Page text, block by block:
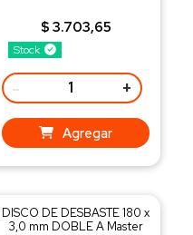
Stock
$ 3.703,65
- +
Agregar
DISCO DE DESBASTE 180 x
3,0 mm DOBLE A Master